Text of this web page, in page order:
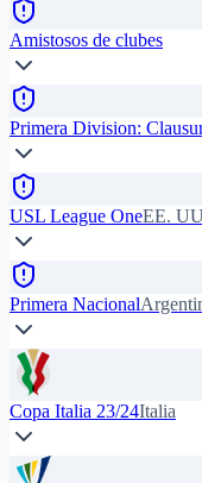
Amistosos de clubes
Primera Division:
USL League OneEE.
Primera Nacional
Copa Italia 23/24Italia